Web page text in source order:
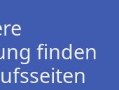
finden